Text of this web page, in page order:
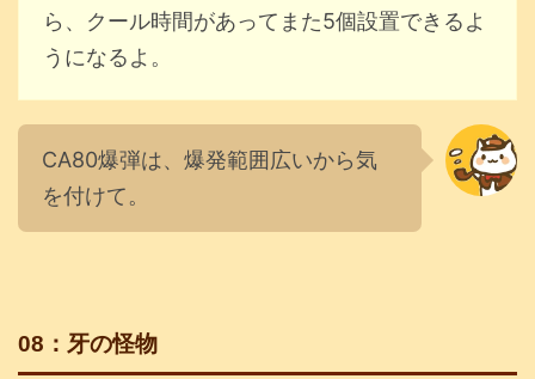
ら、クール時間があってまた5個設置できるよ
うになるよ。
CA80爆弾は、爆発範囲広いから気
を付けて。
08：牙の怪物